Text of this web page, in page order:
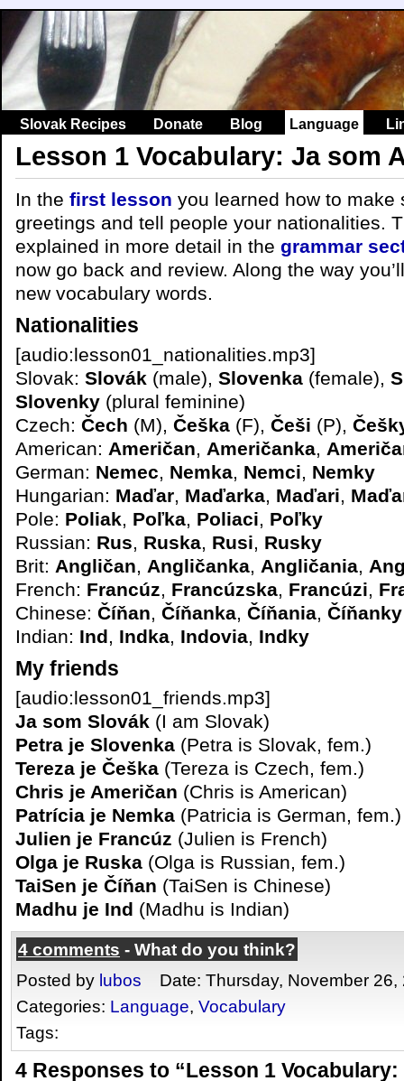
Slovak Recipes Donate Blog Language
Lesson 1 Vocabulary: Ja som
In the first lesson you learned how to make
greetings and tell people your nationalities.
explained in more detail in the grammar
now go back and review. Along the way
new vocabulary words.
Nationalities
[audio:lesson01_nationalities.mp3]
Slovak: Slovák (male), Slovenka (female),
Slovenky (plural feminine)
Czech: Čech (M), Češka (F), Češi (P),
American: Američan, Američanka,
German: Nemec, Nemka, Nemci, Nemky
Hungarian: Maďar, Maďarka, Maďari,
Pole: Poliak, Poľka, Poliaci, Poľky
Russian: Rus, Ruska, Rusi, Rusky
Brit: Angličan, Angličanka, Angličania,
French: Francúz, Francúzska, Francúzi,
Chinese: Číňan, Číňanka, Číňania, Číňanky
Indian: Ind, Indka, Indovia, Indky
My friends
[audio:lesson01_friends.mp3]
Ja som Slovák (I am Slovak)
Petra je Slovenka (Petra is Slovak, fem.)
Tereza je Češka (Tereza is Czech, fem.)
Chris je Američan (Chris is American)
Patrícia je Nemka (Patricia is German, fem.)
Julien je Francúz (Julien is French)
Olga je Ruska (Olga is Russian, fem.)
TaiSen je Číňan (TaiSen is Chinese)
Madhu je Ind (Madhu is Indian)
4 comments - What do you think?
Posted by lubos Date: Thursday, November 26,
Categories: Language, Vocabulary
Tags:
4 Responses to “Lesson 1